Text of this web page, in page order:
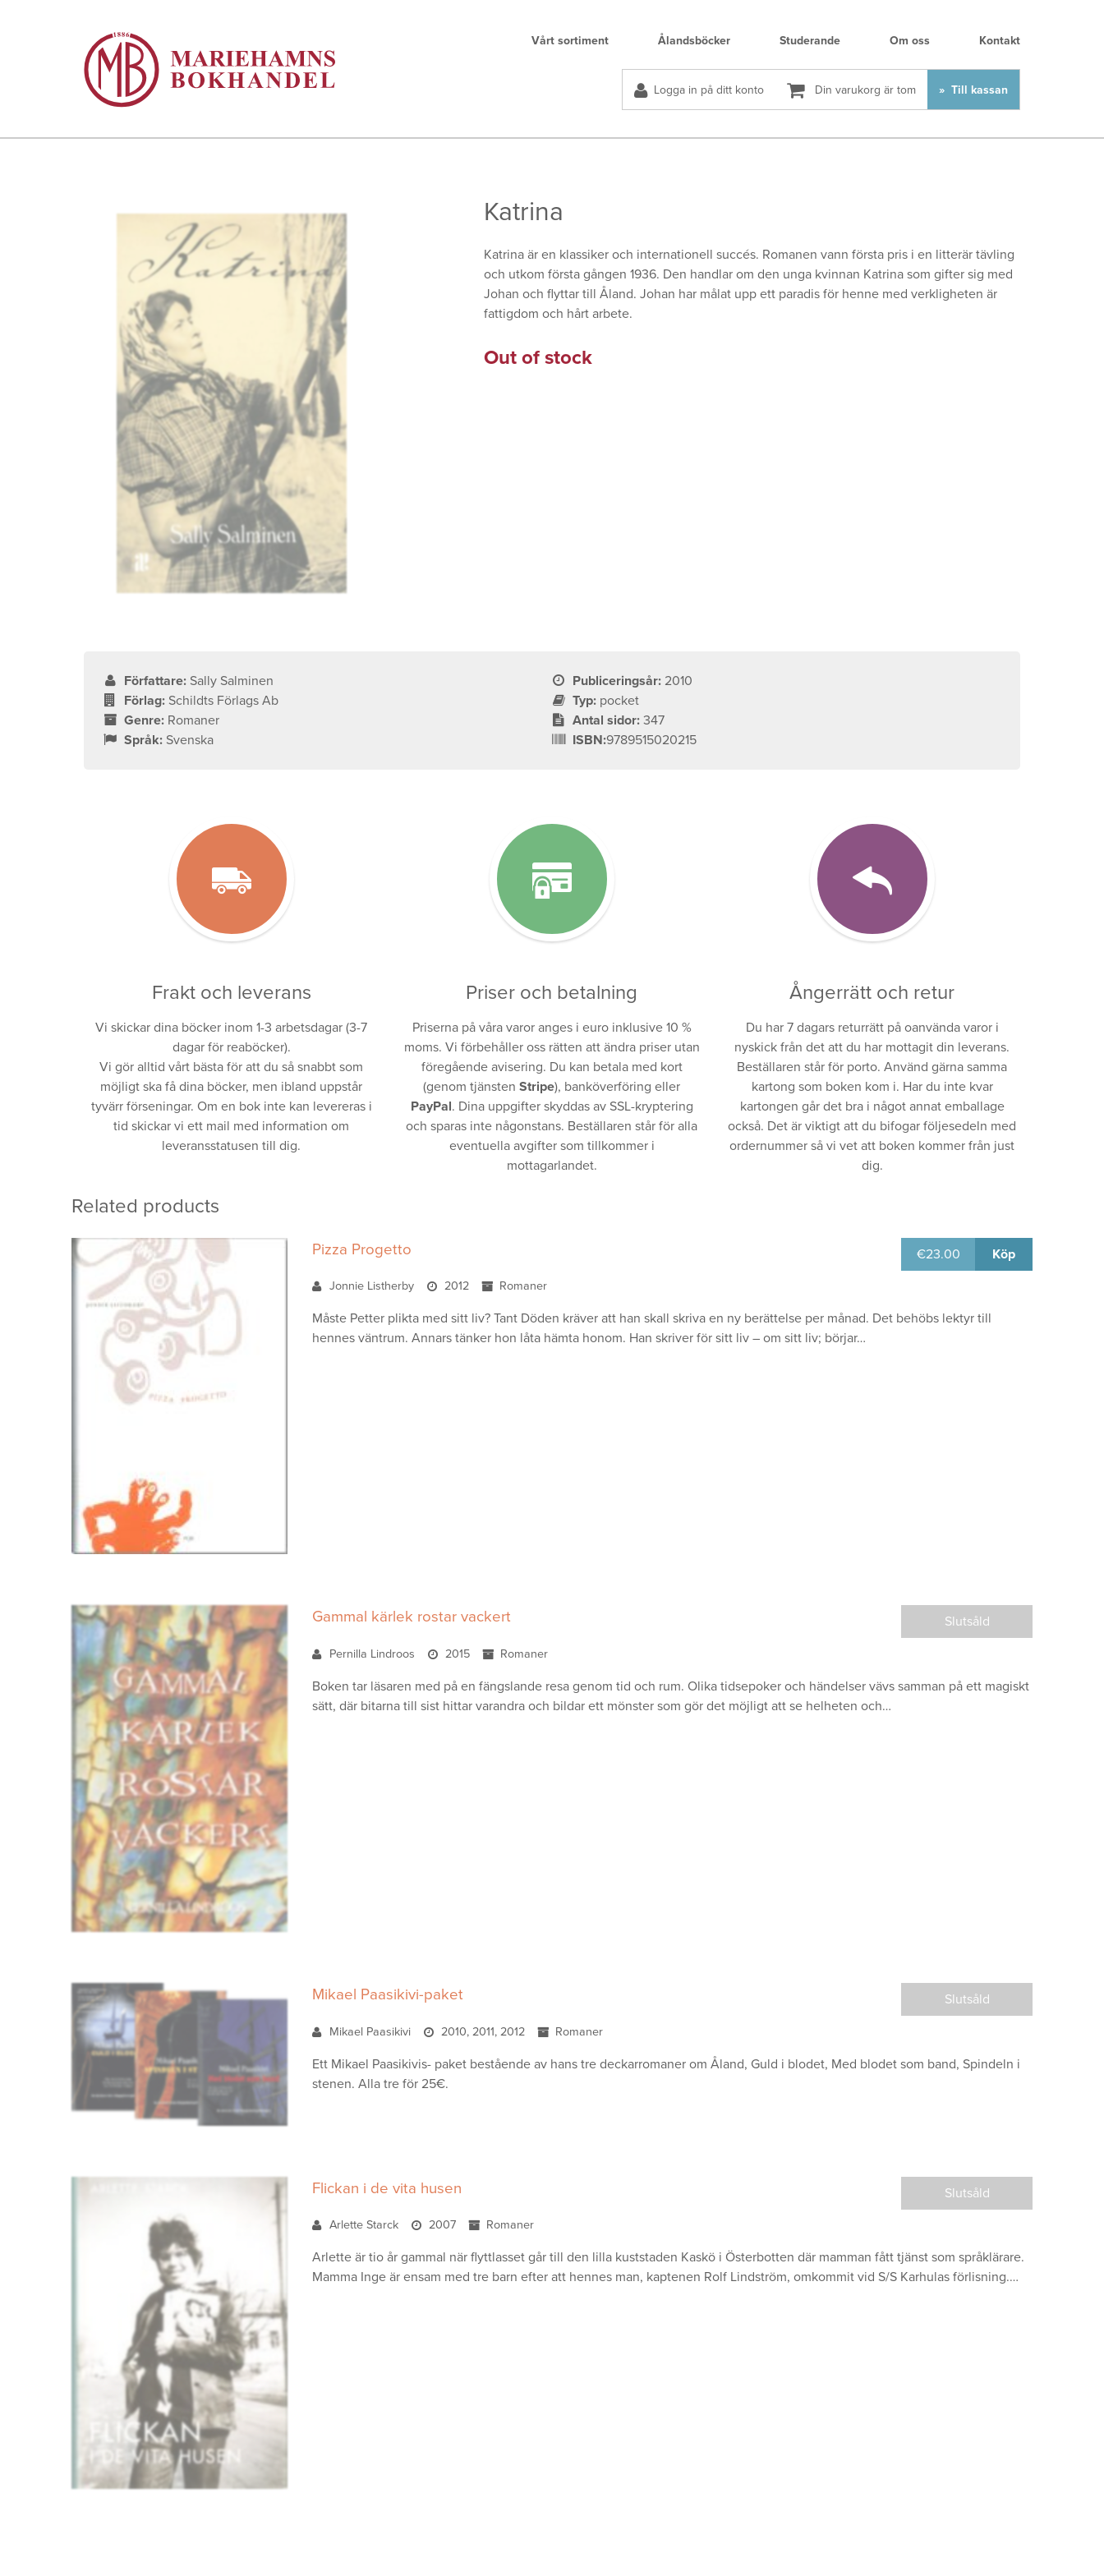
Vårt sortiment Ålandsböcker Studerande Om oss Kontakt
Logga in på ditt konto Din varukorg är tom Till kassan
Katrina
Katrina är en klassiker och internationell succés. Romanen vann första pris i en litterär tävling
och utkom första gången 1936. Den handlar om den unga kvinnan Katrina som gifter sig med
Johan och flyttar till Åland. Johan har målat upp ett paradis för henne med verkligheten är
fattigdom och hårt arbete.
Out of stock
Författare: Sally Salminen
Förlag: Schildts Förlags Ab
Genre: Romaner
Språk: Svenska
Publiceringsår: 2010
Typ: pocket
Antal sidor: 347
ISBN:9789515020215
Frakt och leverans
Vi skickar dina böcker inom 1-3 arbetsdagar (3-7
dagar för reaböcker).
Vi gör alltid vårt bästa för att du så snabbt som
möjligt ska få dina böcker, men ibland uppstår
tyvärr förseningar. Om en bok inte kan levereras i
tid skickar vi ett mail med information om
leveransstatusen till dig.
Priser och betalning
Priserna på våra varor anges i euro inklusive 10 %
moms. Vi förbehåller oss rätten att ändra priser utan
föregående avisering. Du kan betala med kort
(genom tjänstenStripe), banköverföring eller
PayPal. Dina uppgifter skyddas av SSL-kryptering
och sparas inte någonstans. Beställaren står för alla
eventuella avgifter som tillkommer i
mottagarlandet.
Ångerrätt och retur
Du har 7 dagars returrätt på oanvända varor i
nyskick från det att du har mottagit din leverans.
Beställaren står för porto. Använd gärna samma
kartong som boken kom i. Har du inte kvar
kartongen går det bra i något annat emballage
också. Det är viktigt att du bifogar följesedeln med
ordernummer så vi vet att boken kommer från just
dig.
Related products
Pizza Progetto
Jonnie Listherby 2012 Romaner
€23.00 Köp
Måste Petter plikta med sitt liv? Tant Döden kräver att han skall skriva en ny berättelse per månad. Det behöbs lektyr till
hennes väntrum. Annars tänker hon låta hämta honom. Han skriver för sitt liv – om sitt liv; börjar…
Gammal kärlek rostar vackert
Pernilla Lindroos 2015 Romaner
Slutsåld
Boken tar läsaren med på en fängslande resa genom tid och rum. Olika tidsepoker och händelser vävs samman på ett magiskt
sätt, där bitarna till sist hittar varandra och bildar ett mönster som gör det möjligt att se helheten och…
Mikael Paasikivi-paket
Mikael Paasikivi 2010, 2011, 2012 Romaner
Slutsåld
Ett Mikael Paasikivis- paket bestående av hans tre deckarromaner om Åland, Guld i blodet, Med blodet som band, Spindeln i
stenen. Alla tre för 25€.
Flickan i de vita husen
Arlette Starck 2007 Romaner
Slutsåld
Arlette är tio år gammal när flyttlasset går till den lilla kuststaden Kaskö i Österbotten där mamman fått tjänst som språklärare.
Mamma Inge är ensam med tre barn efter att hennes man, kaptenen Rolf Lindström, omkommit vid S/S Karhulas förlisning.…